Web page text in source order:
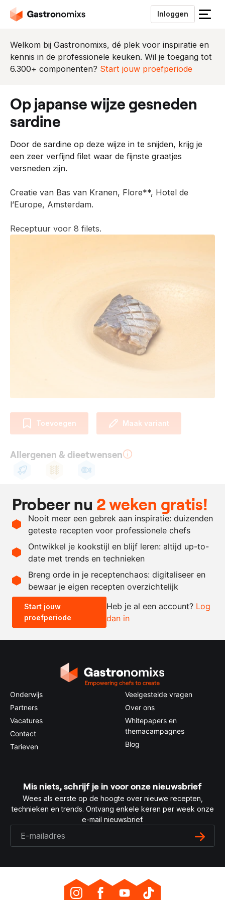
Inloggen
S
u
i
t
n
u
Welkom bij Gastronomixs, dé plek voor inspiratie en
kennis in de professionele keuken. Wil je toegang tot
6.300+ componenten? Start jouw proefperiode
op japanse wijze gesneden
sardine
Door de sardine op deze wijze in te snijden, krijg je
een zeer verfijnd filet waar de fijnste graatjes
versneden zijn.
Creatie van Bas van Kranen, Flore**, Hotel de
l’Europe, Amsterdam.
Receptuur voor 8 filets.
Toevoegen Maak variant
Allergenen & dieetwensen
Ingrediënten
4
sardines
Recept omrekenen
- +
0.5x 1x 2x
Probeer nu 2 weken gratis!
Nooit meer een gebrek aan inspiratie: duizenden
geteste recepten voor professionele chefs
Ontwikkel je kookstijl en blijf leren: altijd up-to-
date met trends en technieken
Breng orde in je receptenchaos: digitaliseer en
bewaar je eigen recepten overzichtelijk
Start jouw
proefperiode
Heb je al een account? Log
dan in
Onderwijs
Partners
Vacatures
Contact
Tarieven
Veelgestelde vragen
Over ons
Whitepapers en
themacampagnes
Blog
Mis niets, schrijf je in voor onze nieuwsbrief
Wees als eerste op de hoogte over nieuwe recepten,
technieken en trends. Ontvang enkele keren per week onze
e-mail nieuwsbrief.